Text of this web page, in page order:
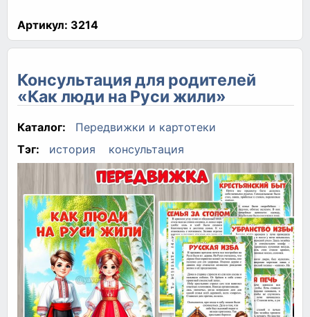
Артикул: 3214
Консультация для родителей
«Как люди на Руси жили»
Каталог:
Передвижки и картотеки
Тэг:
история консультация